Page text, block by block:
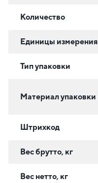
Количество
Единицы измерения
Тип упаковки
Материал упаковки
Штрихкод
Вес брутто, кг
Вес нетто, кг